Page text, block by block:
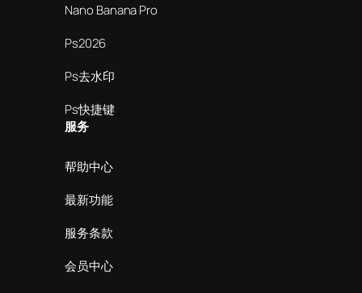
Nano Banana Pro
Ps2026
Ps去水印
Ps快捷键
服务
帮助中心
最新功能
服务条款
会员中心